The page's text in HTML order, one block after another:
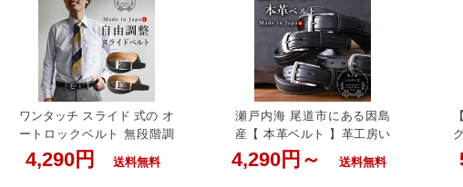
ワンタッチ スライド 式の オ
ートロックベルト 無段階調
整 長持ちする 国産 高品質
いんのしま ベルト 革本来の
4,290円 送料無料
瀬戸内海 尾道市にある因島
産【 本革ベルト 】革工房い
んのしま ブランド 職人技術
が光る 国産 高品質 ベルト誕
4,290円～ 送料無料